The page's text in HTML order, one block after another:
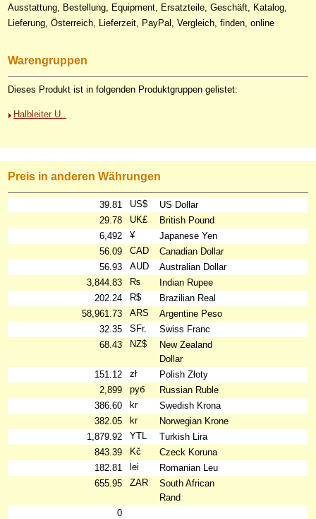
Ausstattung, Bestellung, Equipment, Ersatzteile, Geschäft, Katalog,
Lieferung, Österreich, Lieferzeit, PayPal, Vergleich, finden, online
Warengruppen
Dieses Produkt ist in folgenden Produktgruppen gelistet:
Halbleiter U..
Preis in anderen Währungen
39.81 US$
US Dollar
29.78
UK£
British Pound
6,492
¥
Japanese Yen
56.09
CAD
Canadian Dollar
56.93
AUD
Australian Dollar
3,844.83
₨
Indian Rupee
202.24
R$
Brazilian Real
58,961.73
ARS
Argentine Peso
32.35
SFr.
Swiss Franc
68.43
NZ$
New Zealand
Dollar
151.12
zł
Polish Złoty
2,899
руб
Russian Ruble
386.60
kr
Swedish Krona
382.05
kr
Norwegian Krone
1,879.92
YTL
Turkish Lira
843.39
Kč
Czeck Koruna
182.81
lei
Romanian Leu
655.95
ZAR
South African
Rand
0